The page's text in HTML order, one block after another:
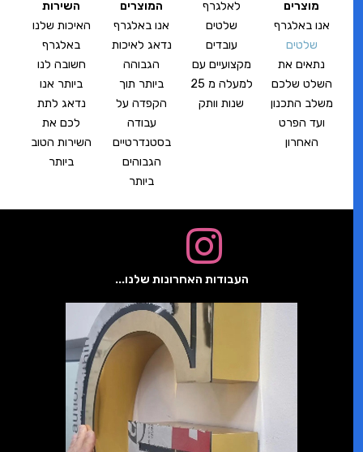
מוצרים
אנו באלגרף
שלטים
נתאים את
השלט שלכם
משלב התכנון
ועד הפרט
האחרון
לאלגרף
שלטים
עובדים
מקצועיים עם
למעלה מ 25
שנות וותק
המוצרים
אנו באלגרף
נדאג לאיכות
הגבוהה
ביותר תוך
הקפדה על
עבודה
בסטנדרטיים
הגבוהים
ביותר
השירות
האיכות שלנו
באלגרף
חשובה לנו
ביותר אנו
נדאג לתת
לכם את
השירות הטוב
ביותר
העבודות האחרונות שלנו...